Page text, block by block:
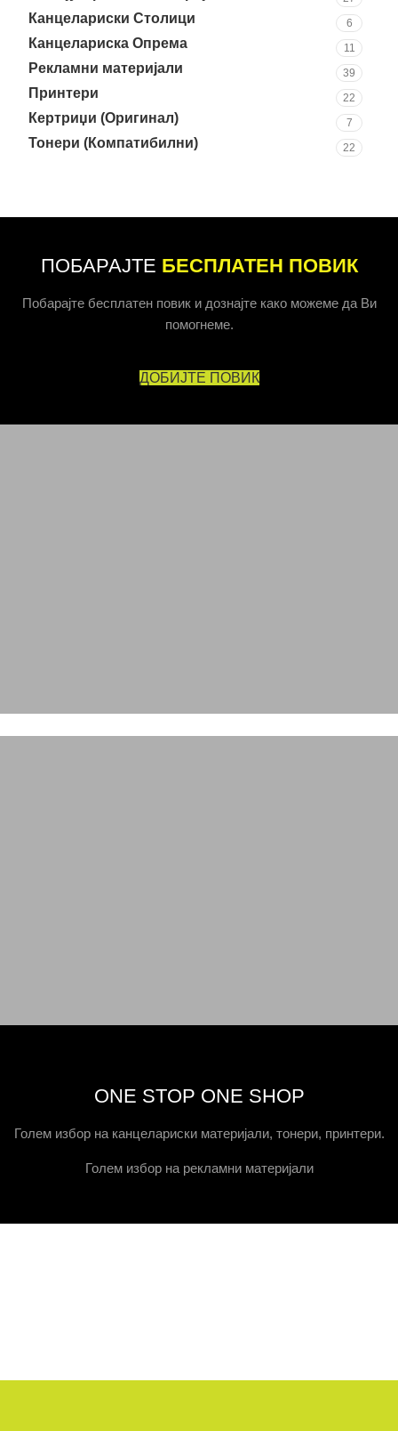
Канцелариски Столици 6
Канцелариска Опрема 11
Рекламни материјали 39
Принтери 22
Кертриџи (Оригинал) 7
Тонери (Компатибилни) 22
ПОБАРАЈТЕ БЕСПЛАТЕН ПОВИК
Побарајте бесплатен повик и дознајте како можеме да Ви
помогнеме.
ДОБИЈТЕ ПОВИК
ONE STOP ONE SHOP
Голем избор на канцелариски материјали, тонери, принтери.
Голем избор на рекламни материјали